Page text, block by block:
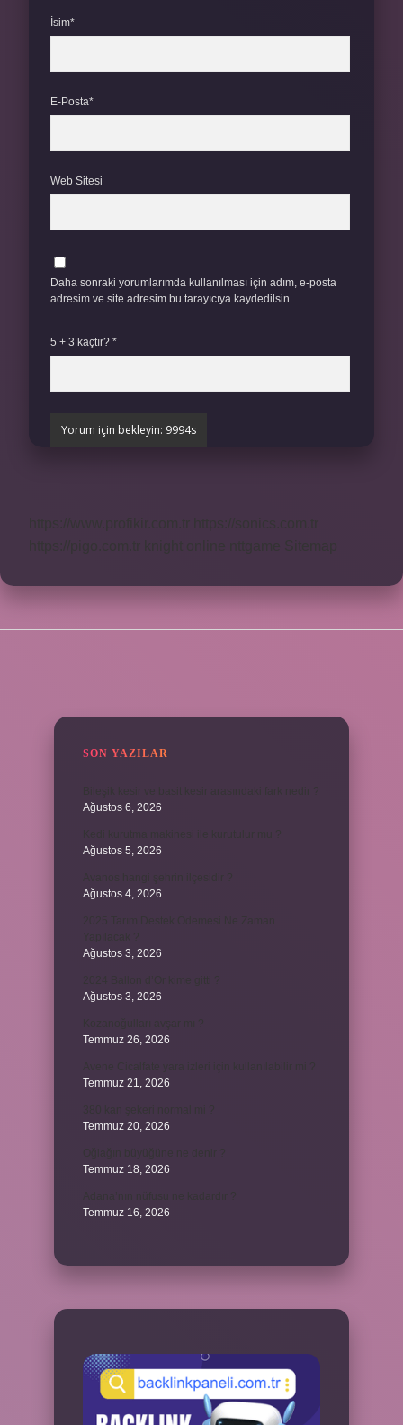
İsim*
E-Posta*
Web Sitesi
Daha sonraki yorumlarımda kullanılması için adım, e-posta
adresim ve site adresim bu tarayıcıya kaydedilsin.
5 + 3 kaçtır? *
SON YAZILAR
Ağustos 6, 2026
Ağustos 5, 2026
Ağustos 4, 2026
Ağustos 3, 2026
Ağustos 3, 2026
Temmuz 26, 2026
Temmuz 21, 2026
Temmuz 20, 2026
Temmuz 18, 2026
Temmuz 16, 2026